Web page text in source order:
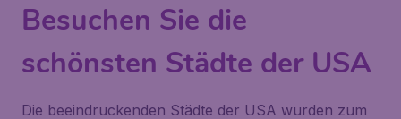
Besuchen Sie die
schönsten Städte der USA
Die beeindruckenden Städte der USA wurden zum